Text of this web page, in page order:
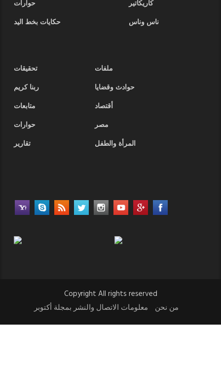
كاريكاتير
حوارات
ناس وناس
حكايات بخط اليد
ملفات
تحقيقات
حوادث وقضايا
ربنا كريم
أقتصاد
متابعات
مصر
حوارات
المرأة والطفل
تقارير
Copyright All rights reserved
من نحن
معلومات الاتصال والنشر بمجلة أكتوبر